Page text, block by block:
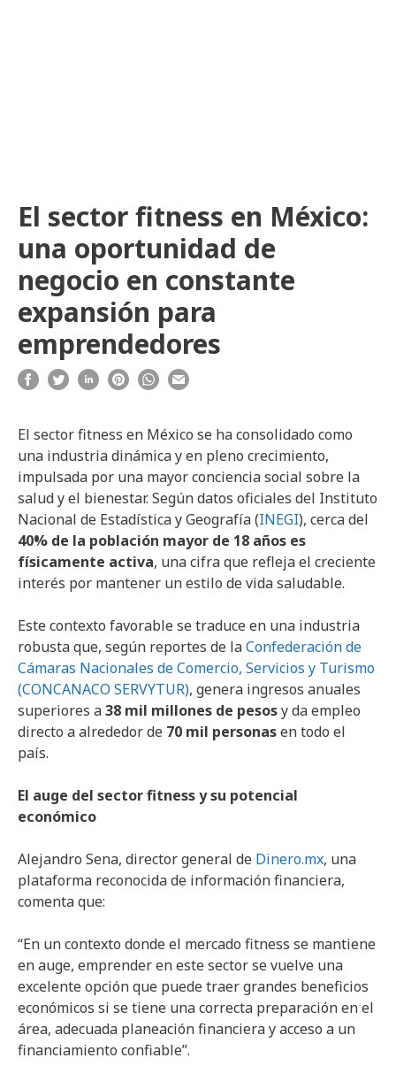
El sector fitness en México:
una oportunidad de
negocio en constante
expansión para
emprendedores
El sector fitness en México se ha consolidado como
una industria dinámica y en pleno crecimiento,
impulsada por una mayor conciencia social sobre la
salud y el bienestar. Según datos oficiales del Instituto
Nacional de Estadística y Geografía (INEGI), cerca del
40% de la población mayor de 18 años es
físicamente activa, una cifra que refleja el creciente
interés por mantener un estilo de vida saludable.
Este contexto favorable se traduce en una industria
robusta que, según reportes de laConfederación de
Cámaras Nacionales de Comercio, Servicios y Turismo
(CONCANACO SERVYTUR), genera ingresos anuales
superiores a38 mil millones de pesosy da empleo
directo a alrededor de 70 mil personasen todo el
país.
El auge del sector fitness y su potencial
económico
Alejandro Sena, director general de Dinero.mx, una
plataforma reconocida de información financiera,
comenta que:
“En un contexto donde el mercado fitness se mantiene
en auge, emprender en este sector se vuelve una
excelente opción que puede traer grandes beneficios
económicos si se tiene una correcta preparación en el
área, adecuada planeación financiera y acceso a un
financiamiento confiable”.